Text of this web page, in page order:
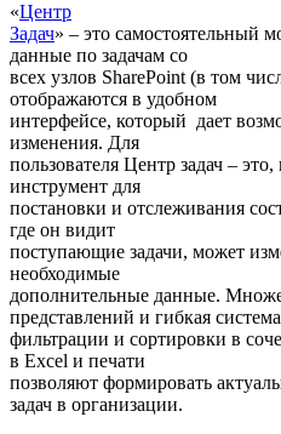
«Центр
Задач» – это самостоятельный
данные по задачам со
всех узлов SharePoint (в том
отображаются в удобном
интерфейсе, который дает
изменения. Для
пользователя Центр задач –
инструмент для
постановки и отслеживания
где он видит
поступающие задачи, может
необходимые
дополнительные данные.
представлений и гибкая система
фильтрации и сортировки в
в Excel и печати
позволяют формировать
задач в организации.